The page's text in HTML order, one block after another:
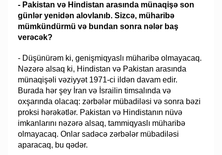
- Pakistan və Hindistan arasında münaqişə son
günlər yenidən alovlanıb. Sizcə, müharibə
mümkündürmü və bundan sonra nələr baş
verəcək?
- Düşünürəm ki, genişmiqyaslı müharibə olmayacaq.
Nəzərə alsaq ki, Hindistan və Pakistan arasında
münaqişəli vəziyyət 1971-ci ildən davam edir.
Burada hər şey İran və İsrailin timsalında və
oxşarında olacaq: zərbələr mübadiləsi və sonra bəzi
proksi hərəkətlər. Pakistan və Hindistanın nüvə
imkanlarını nəzərə alsaq, tammiqyaslı müharibə
olmayacaq. Onlar sadəcə zərbələr mübadiləsi
aparacaq, bu qədər.